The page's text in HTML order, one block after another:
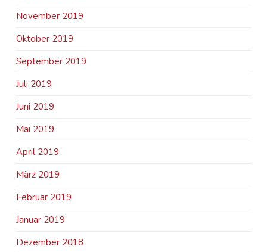
November 2019
Oktober 2019
September 2019
Juli 2019
Juni 2019
Mai 2019
April 2019
März 2019
Februar 2019
Januar 2019
Dezember 2018